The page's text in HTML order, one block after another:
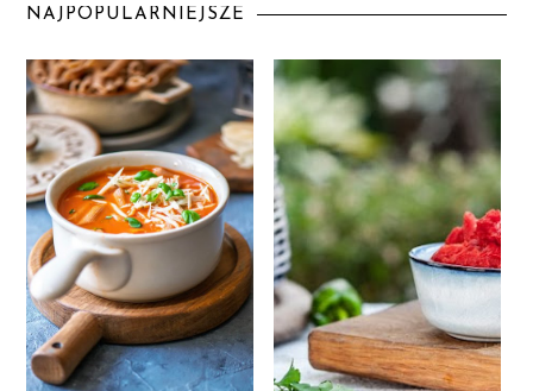
NAJPOPULARNIEJSZE